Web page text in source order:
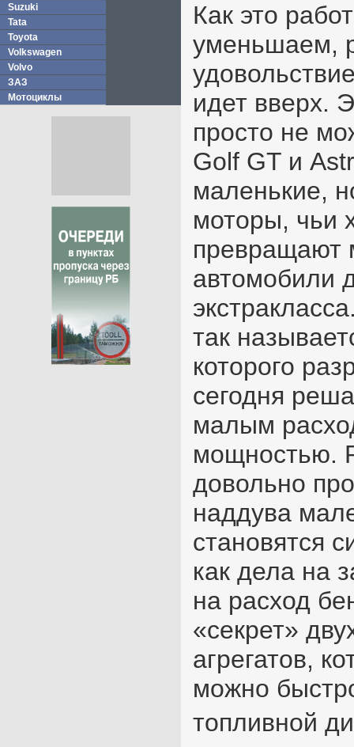
Suzuki
Tata
Toyota
Volkswagen
Volvo
ЗАЗ
Мотоциклы
Как это
уменьшаем,
идет вверх.
просто не
Golf GT и
маленькие,
моторы, чьи
превращают
автомобили
так
которого
сегодня
малым
мощностью.
довольно
наддува
становятся
как дела на
на расход
«секрет»
агрегатов,
можно
топливной